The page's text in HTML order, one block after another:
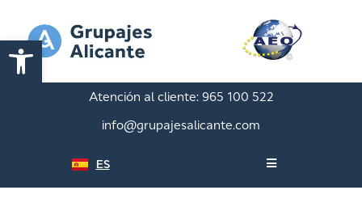
Abrir barra de herramientas
Atención al cliente: 965 100 522
info@grupajesalicante.com
ES